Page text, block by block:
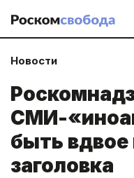
Новости
СМИ-
быть вдвое
заголовка